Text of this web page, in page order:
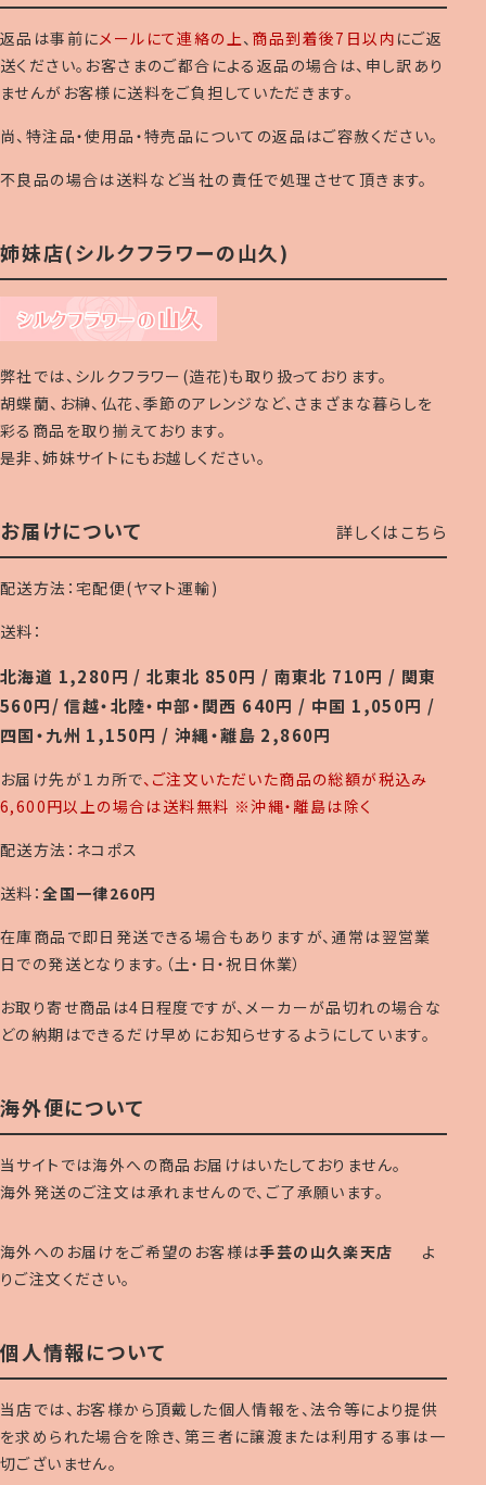
返品は事前にメールにて連絡の上、 商品到着後7日以内 にご返
送ください。お客さまのご都合による返品の場合は、申し訳あり
ませんがお客様に送料をご負担していただきます。
尚、特注品・使用品・特売品についての返品はご容赦ください。
不良品の場合は送料など当社の責任で処理させて頂きます。
姉妹店(シルクフラワーの山久)
弊社では、シルクフラワー(造花)も取り扱っております。
胡蝶蘭、お榊、仏花、季節のアレンジなど、さまざまな暮らしを
彩る商品を取り揃えております。
是非、姉妹サイトにもお越しください。
お届けについて 詳しくはこちら
配送方法：宅配便(ヤマト運輸)
送料：
北海道 1,280円 / 北東北 850円 / 南東北 710円 / 関東
560円/ 信越・北陸・中部・関西 640円 / 中国 1,050円 /
四国・九州 1,150円 / 沖縄・離島 2,860円
お届け先が１カ所で、ご注文いただいた商品の総額が税込み
6,600円以上の場合は送料無料 ※沖縄・離島は除く
配送方法：ネコポス
送料：全国一律260円
在庫商品で即日発送できる場合もありますが、通常は翌営業
日での発送となります。（土・日・祝日休業）
お取り寄せ商品は4日程度ですが、メーカーが品切れの場合な
どの納期はできるだけ早めにお知らせするようにしています。
海外便について
当サイトでは海外への商品お届けはいたしておりません。
海外発送のご注文は承れませんので、ご了承願います。
海外へのお届けをご希望のお客様は手芸の山久楽天店
よ
りご注文ください。
個人情報について
当店では、お客様から頂戴した個人情報を、法令等により提供
を求められた場合を除き、第三者に譲渡または利用する事は一
切ございません。